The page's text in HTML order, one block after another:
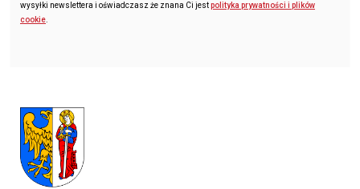
wysyłki newslettera i oświadczasz że znana Ci jestpolityka prywatności i plików
cookie.